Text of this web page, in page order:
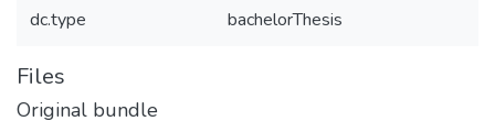
dc.type bachelorThesis
Files
Original bundle